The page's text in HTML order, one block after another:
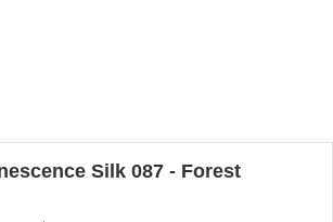
Silk 087 - Forest